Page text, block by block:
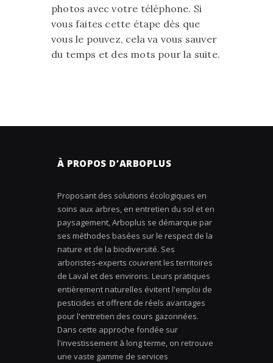
photos avec votre téléphone. Si
vous faites cette étape dès que
vous le pouvez, cela va vous sauver
du temps et des mots pour la suite.
À PROPOS D’ARBOPLUS
Proposant des solutions écologiques en
soins aux arbres, en entretien du sol et en
paysagement, Arboplus se démarque par
ses méthodes basées sur le respect de la
nature et de la biodiversité. Ses
arboristes-experts couvrent les territoires
de Laval et des environs. Leurs pratiques
entièrement naturelles évitent l'emploi de
pesticides et offrent de réels avantages
pour l'entretien des cours gazonnées.
Dans cette approche fondée sur
l'investissement à long terme, on retrouve
une vaste gamme de services